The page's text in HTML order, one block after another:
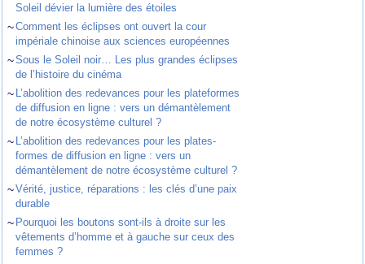
Soleil dévier la lumière des étoiles
~Comment les éclipses ont ouvert la cour
impériale chinoise aux sciences européennes
~Sous le Soleil noir… Les plus grandes éclipses
de l’histoire du cinéma
~ L’abolition des redevances pour les plateformes
de diffusion en ligne : vers un démantèlement
de notre écosystème culturel ?
~ L’abolition des redevances pour les plates-
formes de diffusion en ligne : vers un
démantèlement de notre écosystème culturel ?
~Vérité, justice, réparations : les clés d’une paix
durable
~ Pourquoi les boutons sont-ils à droite sur les
vêtements d’homme et à gauche sur ceux des
femmes ?